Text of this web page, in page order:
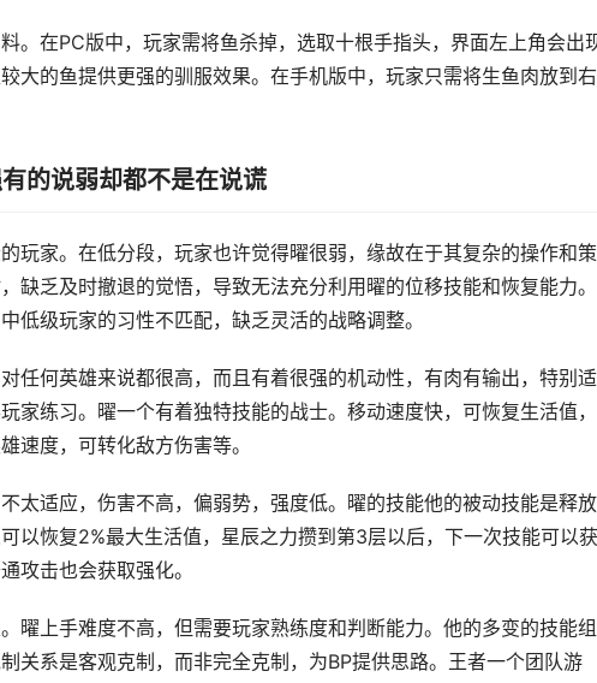
。在PC版中，玩家需将鱼杀掉，选取十根手指头，界面左上角会出
大的鱼提供更强的驯服效果。在手机版中，玩家只需将生鱼肉放到
的说弱却都不是在说谎
玩家。在低分段，玩家也许觉得曜很弱，缘故在于其复杂的操作和
缺乏及时撤退的觉悟，导致无法充分利用曜的位移技能和恢复能力
低级玩家的习性不匹配，缺乏灵活的战略调整。
任何英雄来说都很高，而且有着很强的机动性，有肉有输出，特别
家练习。曜一个有着独特技能的战士。移动速度快，可恢复生活值
速度，可转化敌方伤害等。
太适应，伤害不高，偏弱势，强度低。曜的技能他的被动技能是释
以恢复2%最大生活值，星辰之力攒到第3层以后，下一次技能可以获
攻击也会获取强化。
曜上手难度不高，但需要玩家熟练度和判断能力。他的多变的技能
关系是客观克制，而非完全克制，为BP提供思路。王者一个团队游